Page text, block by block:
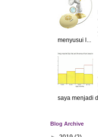
menyusui l...
saya menjadi
Blog Archive